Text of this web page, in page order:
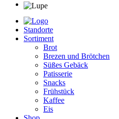
Standorte
Sortiment
Brot
Brezen und Brötchen
Süßes Gebäck
Patisserie
Snacks
Frühstück
Kaffee
Eis